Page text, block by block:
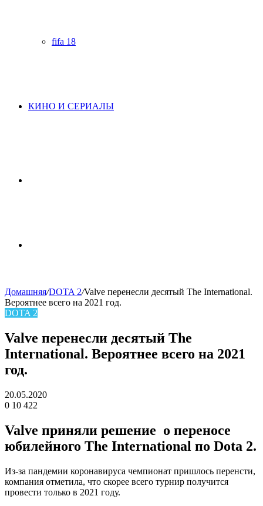
fifa 18
КИНО И СЕРИАЛЫ
skin
Домашняя/DOTA 2/Valve перенесли десятый The International.
Вероятнее всего на 2021 год.
DOTA 2
Valve перенесли десятый The
International. Вероятнее всего на 2021
год.
20.05.2020
0 10 422
Valve приняли решение о переносе
юбилейного The International по Dota 2.
Из-за пандемии коронавируса чемпионат пришлось перенсти,
компания отметила, что скорее всего турнир получится
провести только в 2021 году.